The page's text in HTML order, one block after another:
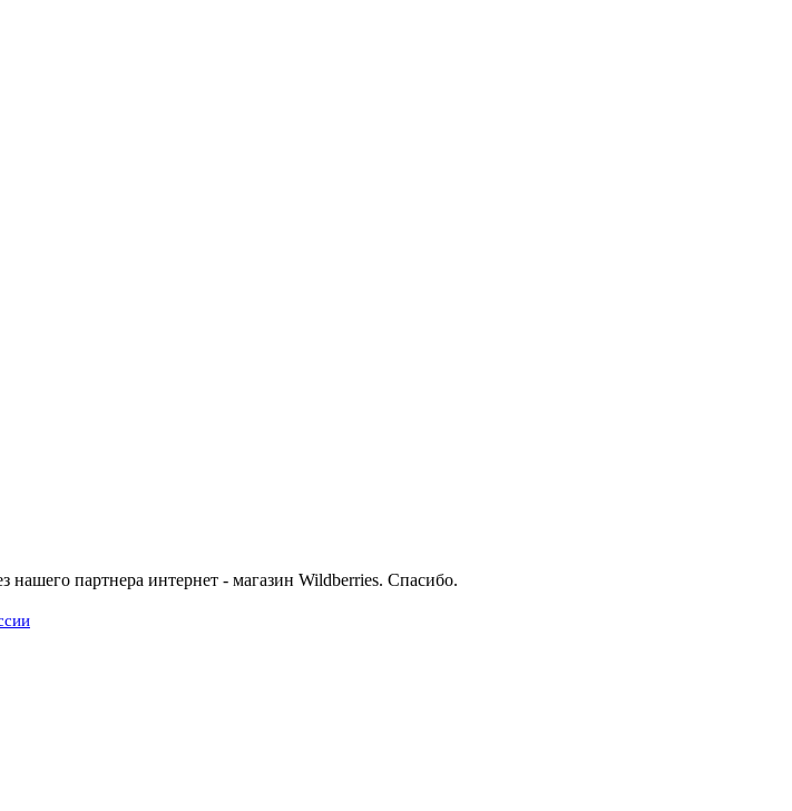
нашего партнера интернет - магазин Wildberries. Спасибо.